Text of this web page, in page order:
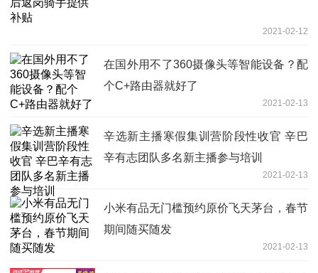
2021-02-12
在国外用不了360摄像头等智能设备？配
个C+路由器就好了
2021-02-13
辛选新主播寒假集训营阶段性收官 辛巴
辛有志团队多名新主播参与培训
2021-02-13
小米有品无门槛预约原价飞天茅台，春节
期间随买随发
2021-02-13